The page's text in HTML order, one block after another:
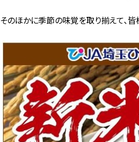
そのほかに季節の味覚を取り揃えて、皆